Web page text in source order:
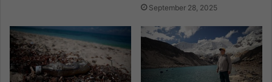
September 28, 2025